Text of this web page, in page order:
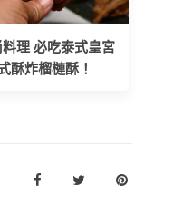
理 必吃泰式皇宮
酥炸榴槤酥！